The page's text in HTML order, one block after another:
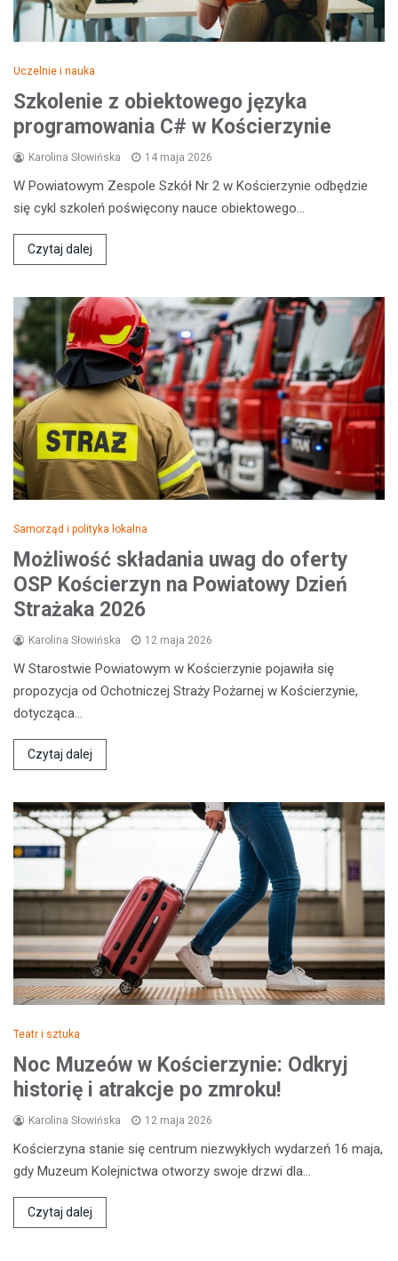
Uczelnie i nauka
Szkolenie z obiektowego języka
programowania C# w Kościerzynie
Karolina Słowińska 14 maja 2026
W Powiatowym Zespole Szkół Nr 2 w Kościerzynie odbędzie
się cykl szkoleń poświęcony nauce obiektowego…
Czytaj dalej
Samorząd i polityka lokalna
Możliwość składania uwag do oferty
OSP Kościerzyn na Powiatowy Dzień
Strażaka 2026
Karolina Słowińska 12 maja 2026
W Starostwie Powiatowym w Kościerzynie pojawiła się
propozycja od Ochotniczej Straży Pożarnej w Kościerzynie,
dotycząca…
Czytaj dalej
Teatr i sztuka
Noc Muzeów w Kościerzynie: Odkryj
historię i atrakcje po zmroku!
Karolina Słowińska 12 maja 2026
Kościerzyna stanie się centrum niezwykłych wydarzeń 16 maja,
gdy Muzeum Kolejnictwa otworzy swoje drzwi dla…
Czytaj dalej